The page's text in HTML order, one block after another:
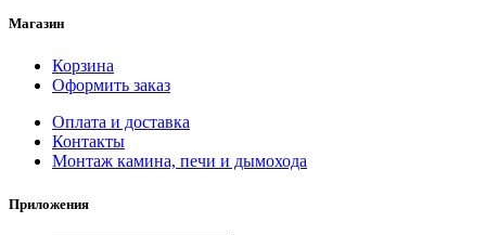
Магазин
Корзина
Оформить заказ
Оплата и доставка
Контакты
Монтаж камина, печи и дымохода
Приложения